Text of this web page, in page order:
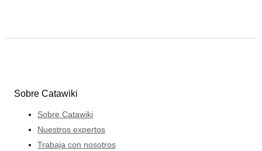
Sobre Catawiki
Sobre Catawiki
Nuestros expertos
Trabaja con nosotros